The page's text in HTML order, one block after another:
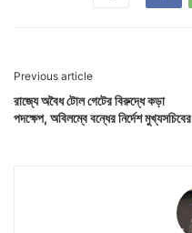
Previous article
রাজ্যে অবৈধ টোল গেটের বিরুদ্ধে কড়া
পদক্ষেপ, অবিলম্বে বন্ধের নির্দেশ মুখ্যসচিবের